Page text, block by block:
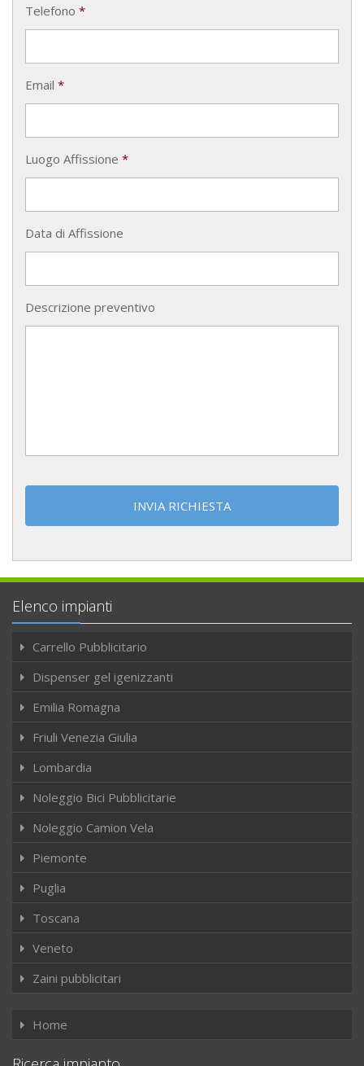
Telefono *
Email *
Luogo Affissione *
Data di Affissione
Descrizione preventivo
Elenco impianti
Carrello Pubblicitario
Dispenser gel igenizzanti
Emilia Romagna
Friuli Venezia Giulia
Lombardia
Noleggio Bici Pubblicitarie
Noleggio Camion Vela
Piemonte
Puglia
Toscana
Veneto
Zaini pubblicitari
Home